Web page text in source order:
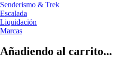
Senderismo & Trek
Escalada
Liquidación
Marcas
Añadiendo al carrito...